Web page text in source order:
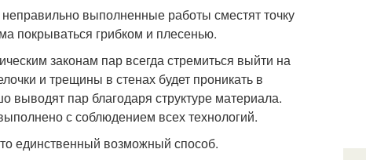
выполненные работы сместят точку
покрываться грибком и плесенью.
законам пар всегда стремиться выйти на
и трещины в стенах будет проникать в
пар благодаря структуре материала.
с соблюдением всех технологий.
единственный возможный способ.